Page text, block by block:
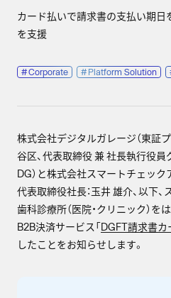
カード払いで請求書の支払い期日
を支援
#Corporate # Platform Solution
株式会社デジタルガレージ（東証
谷区、代表取締役 兼 社長執行役員
DG）と株式会社スマートチェック
代表取締役社長：玉井 雄介、以下、
歯科診療所（医院・クリニック）
B2B決済サービス「DGFT請求書カ
したことをお知らせします。